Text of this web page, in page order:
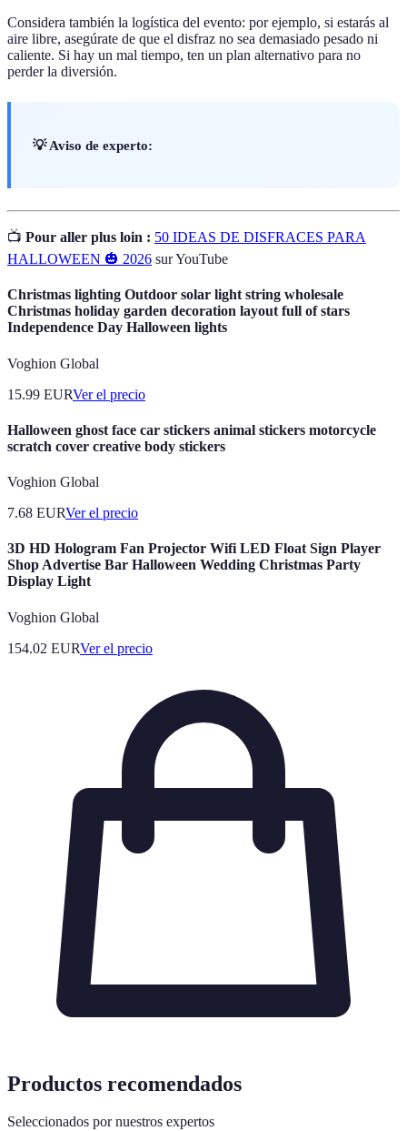
Considera también la logística del evento: por ejemplo, si estarás al
aire libre, asegúrate de que el disfraz no sea demasiado pesado ni
caliente. Si hay un mal tiempo, ten un plan alternativo para no
perder la diversión.
💡 Aviso de experto:
📺 Pour aller plus loin : 50 IDEAS DE DISFRACES PARA
HALLOWEEN 🎃 2026 sur YouTube
Christmas lighting Outdoor solar light string wholesale
Christmas holiday garden decoration layout full of stars
Independence Day Halloween lights
Voghion Global
15.99 EURVer el precio
Halloween ghost face car stickers animal stickers motorcycle
scratch cover creative body stickers
Voghion Global
7.68 EURVer el precio
3D HD Hologram Fan Projector Wifi LED Float Sign Player
Shop Advertise Bar Halloween Wedding Christmas Party
Display Light
Voghion Global
154.02 EURVer el precio
Productos recomendados
Seleccionados por nuestros expertos